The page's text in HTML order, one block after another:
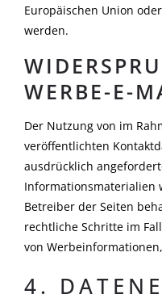
Europäischen Union
werden.
WERBE-E-
Der Nutzung von im
veröffentlichten
ausdrücklich
Informationsmaterialien
Betreiber der Seiten
rechtliche Schritte im
von
4.